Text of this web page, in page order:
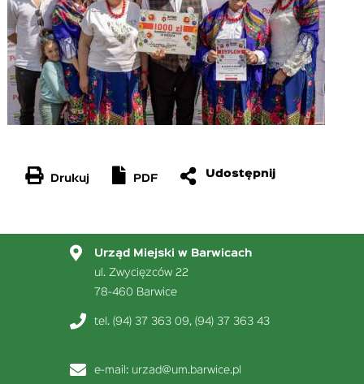
Drukuj PDF
Urząd Miejski w Barwicach
ul. Zwycięzców 22
78-460 Barwice
tel. (94) 37 363 09, (94) 37 363 43
e-mail: urzad@um.barwice.pl